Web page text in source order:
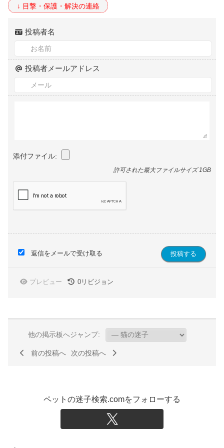
投稿者名
投稿者メールアドレス
添付ファイル:
許可された最大ファイルサイズ 1GB
返信をメールで受け取る
プレビュー 0リビジョン
他の掲示板へジャンプ:
前の投稿へ 次の投稿へ
ペットの迷子検索.comをフォローする